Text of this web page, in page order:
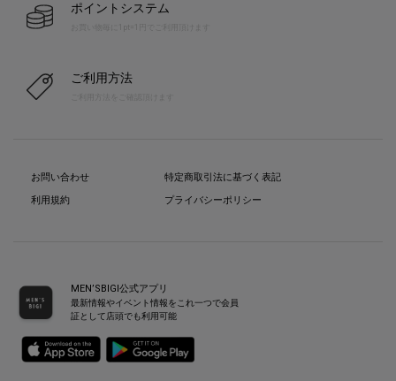
ポイントシステム
お買い物毎に1pt=1円でご利用頂けます
ご利用方法
お問い合わせ
利用規約
特定商取引法に基づく表記
プライバシーポリシー
MEN’SBIGI公式アプリ
最新情報やイベント情報をこれ一つで会員
証として店頭でも利用可能